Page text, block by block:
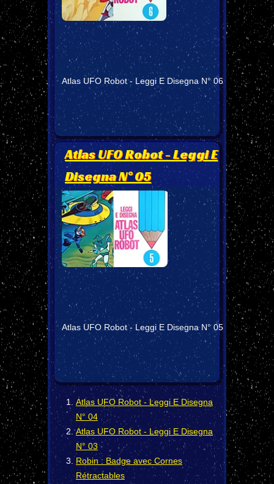
Atlas UFO Robot - Leggi E Disegna N° 06
Atlas UFO Robot - Leggi E
Disegna N° 05
Atlas UFO Robot - Leggi E Disegna N° 05
Atlas UFO Robot - Leggi E Disegna
N° 04
Atlas UFO Robot - Leggi E Disegna
N° 03
Robin : Badge avec Cornes
Rétractables